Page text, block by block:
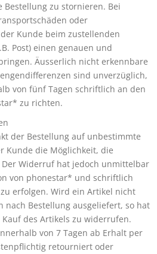
zu stornieren. Bei
oder
Kunde beim zustellenden
Post) einen genauen und
Äusserlich nicht erkennbare
sind unverzüglich,
von fünf Tagen schriftlich an den
zu richten.
der Bestellung auf unbestimmte
Kunde die Möglichkeit, die
Widerruf hat jedoch unmittelbar
von phonestar* und schriftlich
erfolgen. Wird ein Artikel nicht
nach Bestellung ausgeliefert, so hat
des Artikels zu widerrufen.
von 7 Tagen ab Erhalt per
retourniert oder